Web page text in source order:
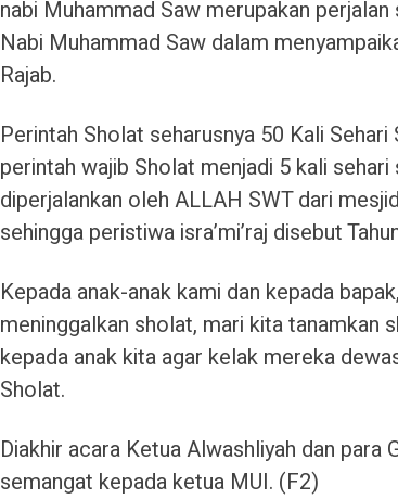
nabi Muhammad Saw merupakan
Nabi Muhammad Saw dalam
Rajab.
Perintah Sholat seharusnya 50 Kali
perintah wajib Sholat menjadi 5 kali
diperjalankan oleh ALLAH SWT dari
sehingga peristiwa isra’mi’raj disebut
Kepada anak-anak kami dan kepada
meninggalkan sholat, mari kita tanamkan
kepada anak kita agar kelak mereka
Sholat.
Diakhir acara Ketua Alwashliyah dan para
semangat kepada ketua MUI. (F2)